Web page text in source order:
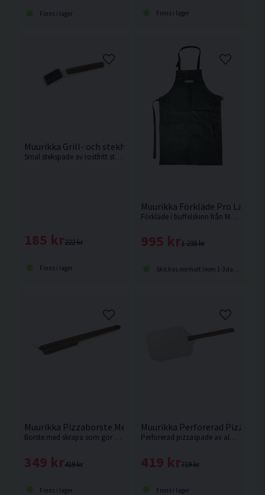
Finns i lager Finns i lager
Muurikka Grill- och stekhällsborste Rostfritt/ask 32cm
Smal stekspade av rostfritt stål med ett D-format ergonomiskt handtag av FSC-cerifierat rökt ask.
222 kr
185 kr
Finns i lager
Muurikka Förkläde Pro Läder
Förkläde i buffelskinn från Muurikka.
1 238 kr
995 kr
Skickas normalt inom 1-3 dagar
Muurikka Pizzaborste Med Skrapa 60cm
Borste med skrapa som gör det enkelt att rengöra din pizzaugn.
419 kr
349 kr
Finns i lager
Muurikka Perforerad
Perforerad pizzaspade av aluminium, med ergonomiskt D-format handtag i FSC-certifierat rökt ask.
719 kr
419 kr
Finns i lager